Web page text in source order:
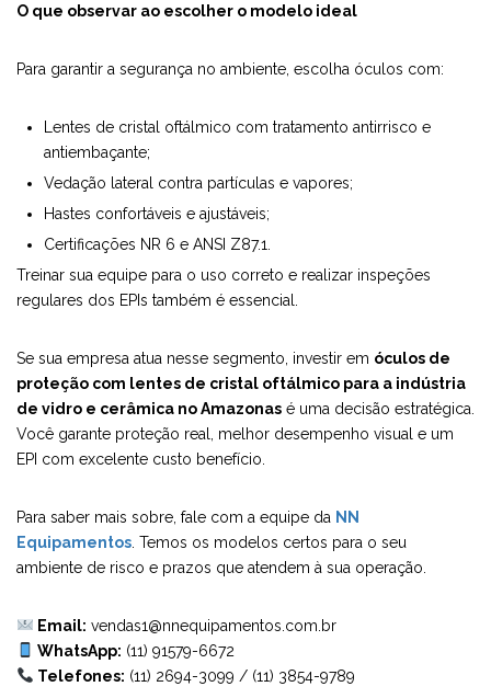
O que observar ao escolher o modelo ideal
Para garantir a segurança no ambiente, escolha óculos com:
Lentes de cristal oftálmico com tratamento antirrisco e
antiembaçante;
Vedação lateral contra partículas e vapores;
Hastes confortáveis e ajustáveis;
Certificações NR 6 e ANSI Z87.1.
Treinar sua equipe para o uso correto e realizar inspeções
regulares dos EPIs também é essencial.
Se sua empresa atua nesse segmento, investir em óculos de
proteção com lentes de cristal oftálmico para a indústria
de vidro e cerâmica no Amazonas é uma decisão estratégica.
Você garante proteção real, melhor desempenho visual e um
EPI com excelente custo benefício.
Para saber mais sobre, fale com a equipe da NN
Equipamentos . Temos os modelos certos para o seu
ambiente de risco e prazos que atendem à sua operação.
Email: vendas1@nnequipamentos.com.br
WhatsApp: (11) 91579-6672
Telefones: (11) 2694-3099 / (11) 3854-9789